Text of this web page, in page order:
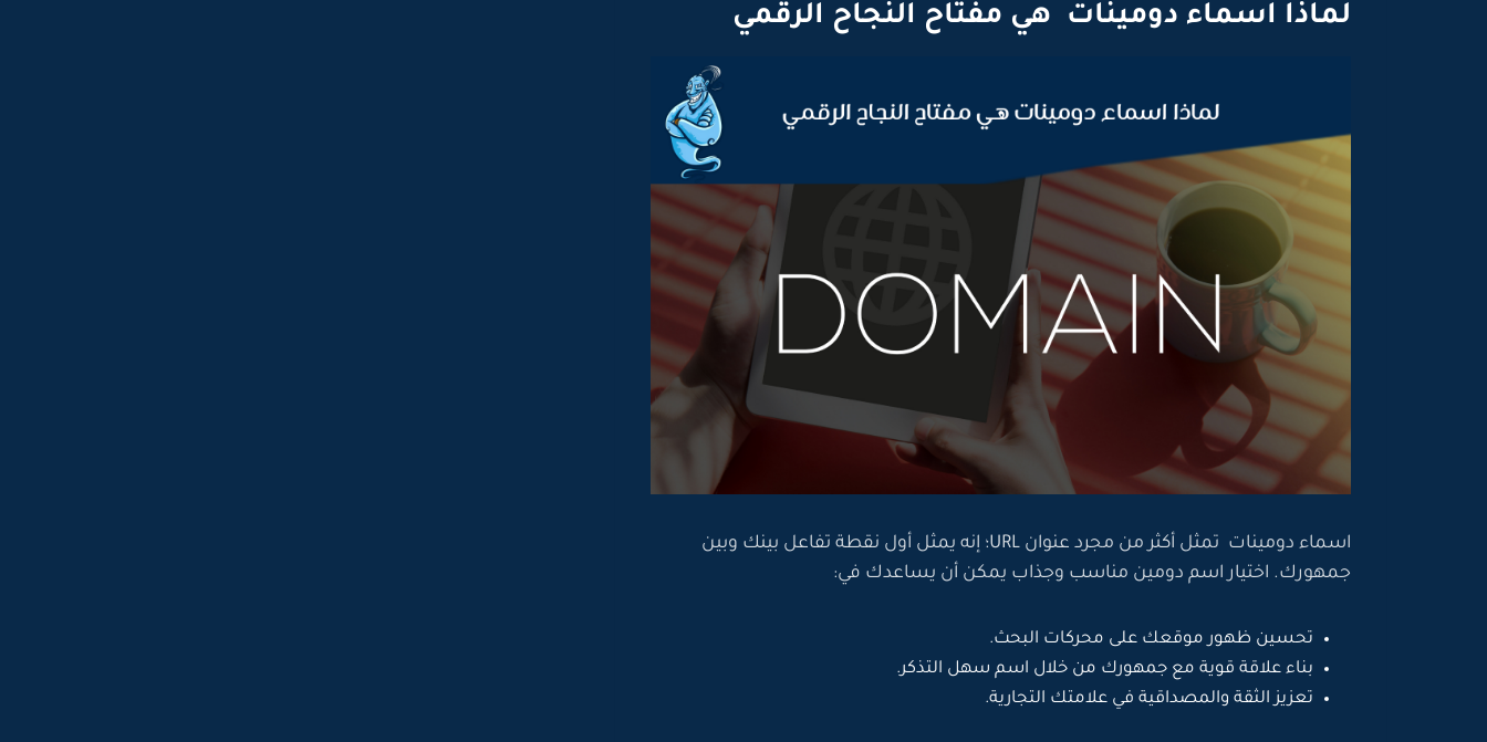
لماذا اسماء دومينات هي مفتاح النجاح الرقمي
اسماء دومينات تمثل أكثر من مجرد عنوان URL؛ إنه يمثل أول نقطة تفاعل بينك وبين
جمهورك. اختيار اسم دومين مناسب وجذاب يمكن أن يساعدك في:
تحسين ظهور موقعك على محركات البحث.
بناء علاقة قوية مع جمهورك من خلال اسم سهل التذكر.
تعزيز الثقة والمصداقية في علامتك التجارية.